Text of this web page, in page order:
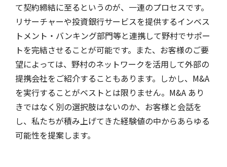
て契約締結に至るというのが、一連のプロセスです。
リサーチャーや投資銀行サービスを提供するインベス
トメント・バンキング部門等と連携して野村でサポー
トを完結させることが可能です。また、お客様のご要
望によっては、野村のネットワークを活用して外部の
提携会社をご紹介することもあります。しかし、M&A
を実行することがベストとは限りません。M&A あり
きではなく別の選択肢はないのか、お客様と会話を
し、私たちが積み上げてきた経験値の中からあらゆる
可能性を提案します。